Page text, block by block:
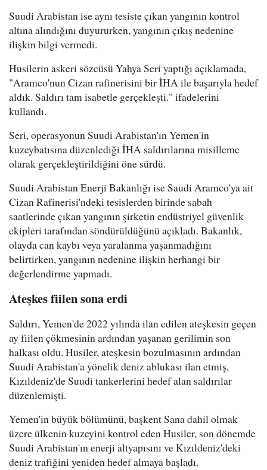
Suudi Arabistan ise aynı tesiste çıkan yangının kontrol
altına alındığını duyururken, yangının çıkış nedenine
ilişkin bilgi vermedi.
Husilerin askeri sözcüsü Yahya Seri yaptığı açıklamada,
"Aramco'nun Cizan rafinerisini bir İHA ile başarıyla hedef
aldık. Saldırı tam isabetle gerçekleşti." ifadelerini
kullandı.
Seri, operasyonun Suudi Arabistan'ın Yemen'in
kuzeybatısına düzenlediği İHA saldırılarına misilleme
olarak gerçekleştirildiğini öne sürdü.
Suudi Arabistan Enerji Bakanlığı ise Saudi Aramco'ya ait
Cizan Rafinerisi'ndeki tesislerden birinde sabah
saatlerinde çıkan yangının şirketin endüstriyel güvenlik
ekipleri tarafından söndürüldüğünü açıkladı. Bakanlık,
olayda can kaybı veya yaralanma yaşanmadığını
belirtirken, yangının nedenine ilişkin herhangi bir
değerlendirme yapmadı.
Ateşkes fiilen sona erdi
Saldırı, Yemen'de 2022 yılında ilan edilen ateşkesin geçen
ay fiilen çökmesinin ardından yaşanan gerilimin son
halkası oldu. Husiler, ateşkesin bozulmasının ardından
Suudi Arabistan'a yönelik deniz ablukası ilan etmiş,
Kızıldeniz'de Suudi tankerlerini hedef alan saldırılar
düzenlemişti.
Yemen'in büyük bölümünü, başkent Sana dahil olmak
üzere ülkenin kuzeyini kontrol eden Husiler, son dönemde
Suudi Arabistan'ın enerji altyapısını ve Kızıldeniz'deki
deniz trafiğini yeniden hedef almaya başladı.